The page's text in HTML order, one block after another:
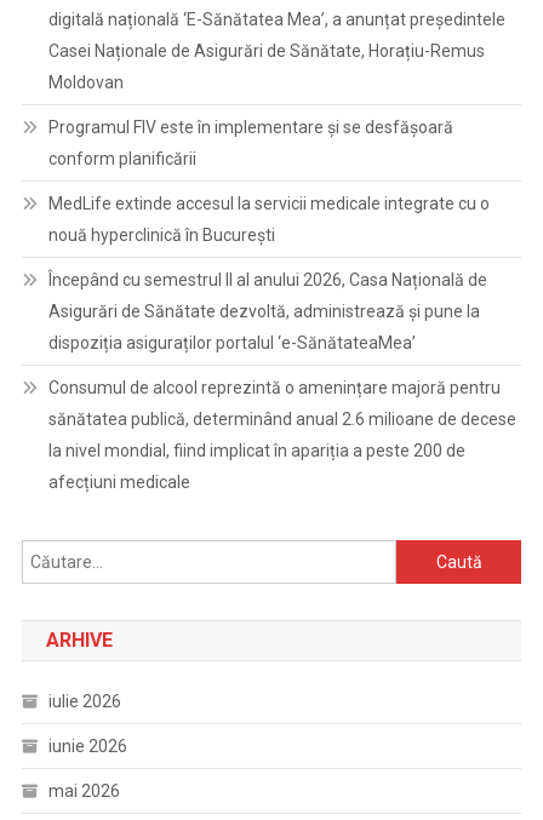
digitală națională ‘E-Sănătatea Mea’, a anunțat președintele
Casei Naționale de Asigurări de Sănătate, Horațiu-Remus
Moldovan
Programul FIV este în implementare și se desfășoară
conform planificării
MedLife extinde accesul la servicii medicale integrate cu o
nouă hyperclinică în București
Începând cu semestrul II al anului 2026, Casa Națională de
Asigurări de Sănătate dezvoltă, administrează și pune la
dispoziția asiguraților portalul ‘e-SănătateaMea’
Consumul de alcool reprezintă o amenințare majoră pentru
sănătatea publică, determinând anual 2.6 milioane de decese
la nivel mondial, fiind implicat în apariția a peste 200 de
afecțiuni medicale
Caută
după:
ARHIVE
iulie 2026
iunie 2026
mai 2026